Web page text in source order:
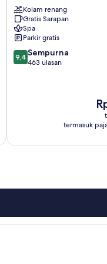
Platanias
Kolam renang
Gratis Sarapan
Spa
Parkir gratis
9.4
dari
9,4 Sempurna
463 ulasan
termasuk